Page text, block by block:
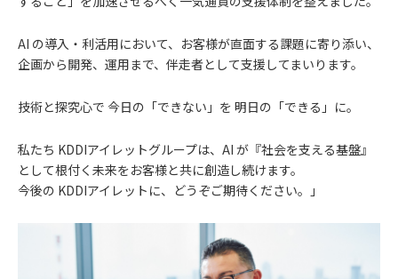
AI の導入・利活用において、お客様が直面する課題に寄り添い、
企画から開発、運用まで、伴走者として支援してまいります。
技術と探究心で 今日の「できない」を 明日の「できる」に。
私たち KDDIアイレットグループは、AI が『社会を支える基盤』
として根付く未来をお客様と共に創造し続けます。
今後の KDDIアイレットに、どうぞご期待ください。」